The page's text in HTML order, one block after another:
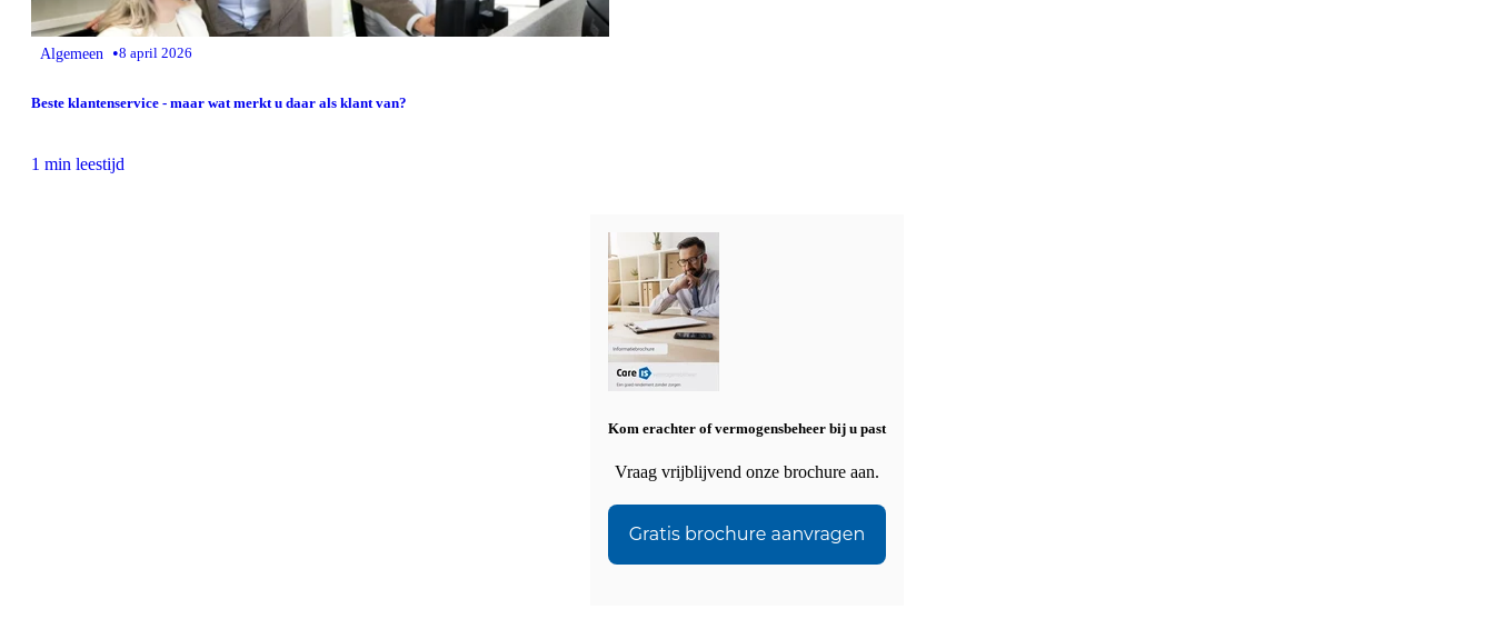
Algemeen •8 april 2026
Beste klantenservice - maar wat merkt u daar als klant van?
1 min leestijd
Kom erachter of vermogensbeheer bij u past
Vraag vrijblijvend onze brochure aan.